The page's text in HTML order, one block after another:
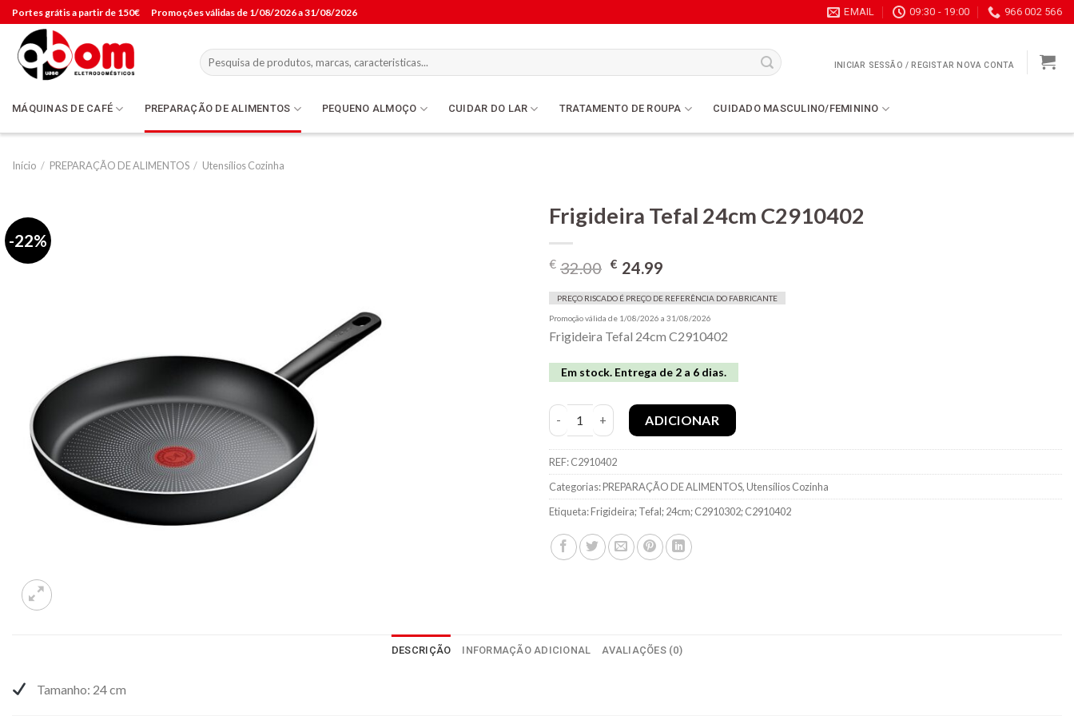
Skip
to
content
Portes grátis a partir de 150€ Promoções válidas de 1/08/2026 a 31/08/2026 EMAIL 09:30 - 19:00 966 002 566
Pesquisar
por:
INICIAR SESSÃO / REGISTAR NOVA CONTA
MÁQUINAS DE CAFÉ PREPARAÇÃO DE ALIMENTOS PEQUENO ALMOÇO CUIDAR DO LAR TRATAMENTO DE ROUPA CUIDADO MASCULINO/FEMININO
Início / PREPARAÇÃO DE ALIMENTOS / Utensílios Cozinha
-22%
Frigideira Tefal 24cm C2910402
€ 32.00 O
original
era:
€32.00.
€ 24.99
atual
é:
€24.99.
PREÇO RISCADO É PREÇO DE REFERÊNCIA DO FABRICANTE
Promoção válida de 1/08/2026 a 31/08/2026
Frigideira Tefal 24cm C2910402
Em stock. Entrega de 2 a 6 dias.
Quantidade de Frigideira Tefal 24cm C2910402
ADICIONAR
REF:C2910402
Categorias:PREPARAÇÃO DE ALIMENTOS,Utensílios Cozinha
Etiqueta:Frigideira; Tefal; 24cm; C2910302; C2910402
DESCRIÇÃO INFORMAÇÃO ADICIONAL AVALIAÇÕES (0)
Tamanho: 24 cm